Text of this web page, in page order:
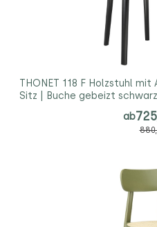
THONET 118 F Holzstuhl
Sitz | Buche gebeizt schwarz
ab